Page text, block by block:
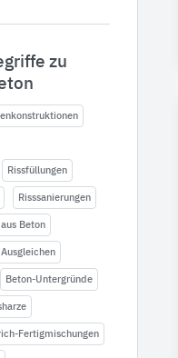
zu
Rissfüllungen
Risssanierungen
Beton
Ausgleichen
Beton-Untergründe
Fertigmischungen